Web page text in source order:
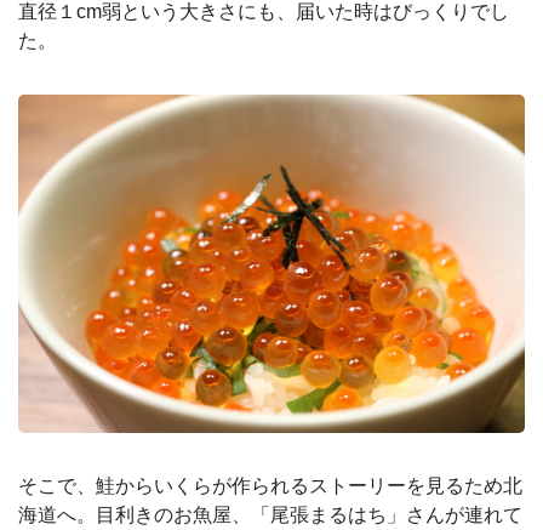
直径１cm弱という大きさにも、届いた時はびっくりでし
た。
そこで、鮭からいくらが作られるストーリーを見るため北
海道へ。目利きのお魚屋、「尾張まるはち」さんが連れて